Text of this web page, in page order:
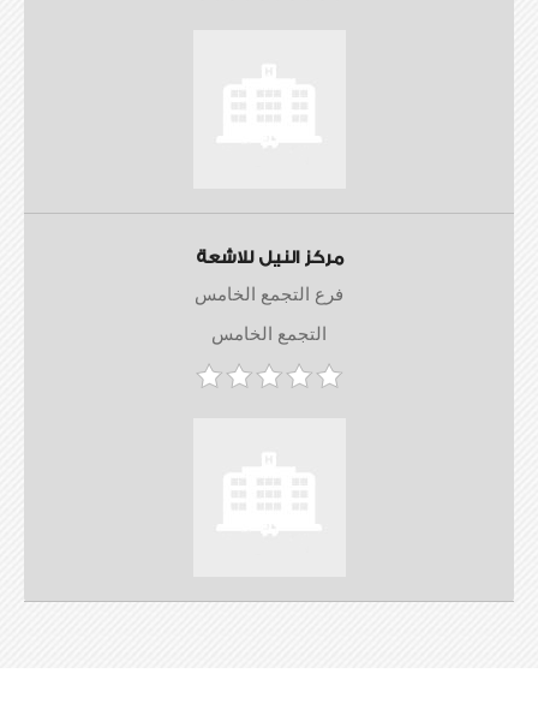
مركز النيل للاشعة
فرع التجمع الخامس
التجمع الخامس